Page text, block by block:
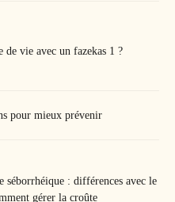
de vie avec un fazekas 1 ?
pour mieux prévenir
séborrhéique : différences avec le
gérer la croûte